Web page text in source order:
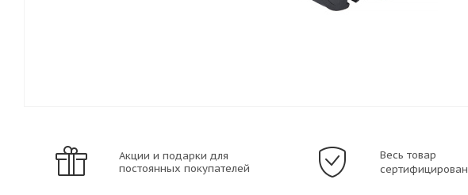
Акции и подарки для
постоянных покупателей
Весь товар
сертифицирован